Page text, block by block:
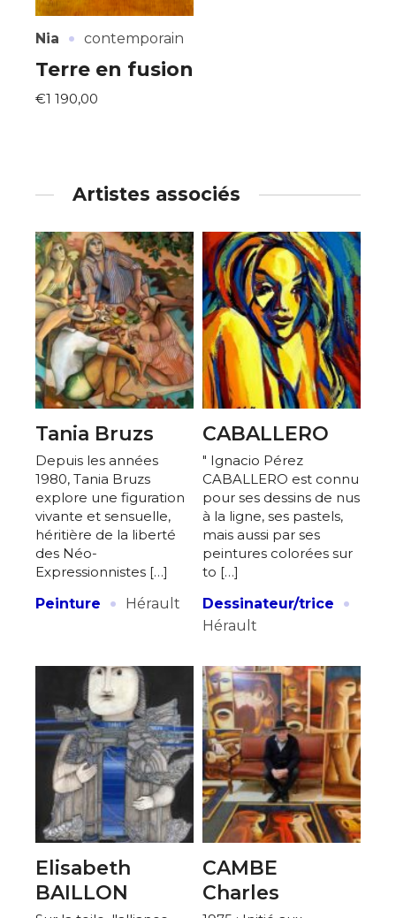
Nia · contemporain
Terre en fusion
€1 190,00
Artistes associés
Tania Bruzs
Depuis les années
1980, Tania Bruzs
explore une figuration
vivante et sensuelle,
héritière de la liberté
des Néo-
Expressionnistes […]
Peinture
· Hérault
CABALLERO
" Ignacio Pérez
CABALLERO est connu
pour ses dessins de nus
à la ligne, ses pastels,
mais aussi par ses
peintures colorées sur
to […]
Dessinateur/trice
·
Hérault
Elisabeth
BAILLON
CAMBE
Charles